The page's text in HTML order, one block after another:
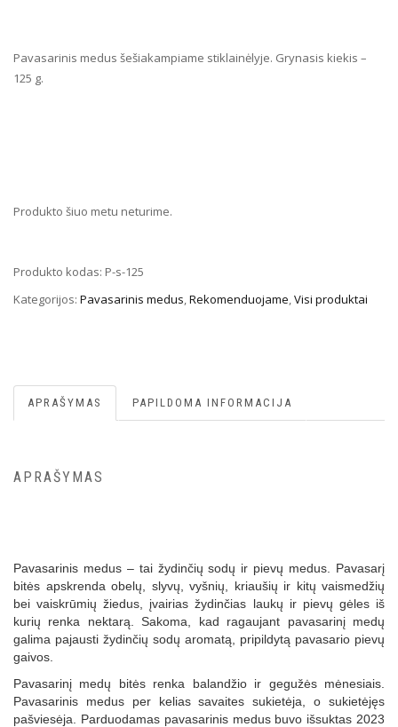
Pavasarinis medus šešiakampiame stiklainėlyje. Grynasis kiekis –
125 g.
Produkto šiuo metu neturime.
Produkto kodas: P-s-125
Kategorijos: Pavasarinis medus,Rekomenduojame,Visi produktai
APRAŠYMAS PAPILDOMA INFORMACIJA
APRAŠYMAS
Pavasarinis medus – tai žydinčių sodų ir pievų medus. Pavasarį
bitės apskrenda obelų, slyvų, vyšnių, kriaušių ir kitų vaismedžių
bei vaiskrūmių žiedus, įvairias žydinčias laukų ir pievų gėles iš
kurių renka nektarą. Sakoma, kad ragaujant pavasarinį medų
galima pajausti žydinčių sodų aromatą, pripildytą pavasario pievų
gaivos.
Pavasarinį medų bitės renka balandžio ir gegužės mėnesiais.
Pavasarinis medus per kelias savaites sukietėja, o sukietėjęs
pašviesėja. Parduodamas pavasarinis medus buvo išsuktas 2023